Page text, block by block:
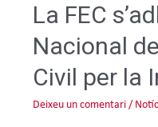
La FEC
Nacional
Civil per la
Deixeu un comentari /